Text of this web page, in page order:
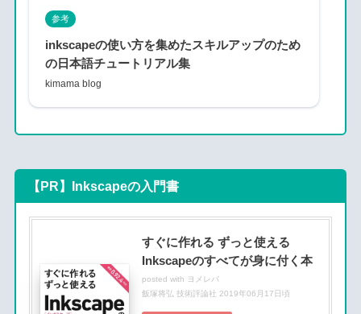
参考
inkscapeの使い方を集めたスキルアップのため
の日本語チュートリアル集
kimama blog
【PR】Inkscapeの入門書
すぐに作れる ずっと使える
Inkscapeのすべてが身に付く本
posted with ヨメレバ
飯塚将弘 技術評論社 2019年06月17日頃